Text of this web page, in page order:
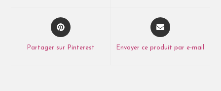
Partager sur Pinterest Envoyer ce produit par e-mail